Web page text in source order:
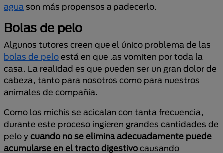
agua son más propensos a padecerlo.
Bolas de pelo
Algunos tutores creen que el único problema de las
bolas de pelo está en que las vomiten por toda la
casa. La realidad es que pueden ser un gran dolor de
cabeza, tanto para nosotros como para nuestros
animales de compañía.
Como los michis se acicalan con tanta frecuencia,
durante este proceso ingieren grandes cantidades de
pelo y cuando no se elimina adecuadamente puede
acumularse en el tracto digestivo causando